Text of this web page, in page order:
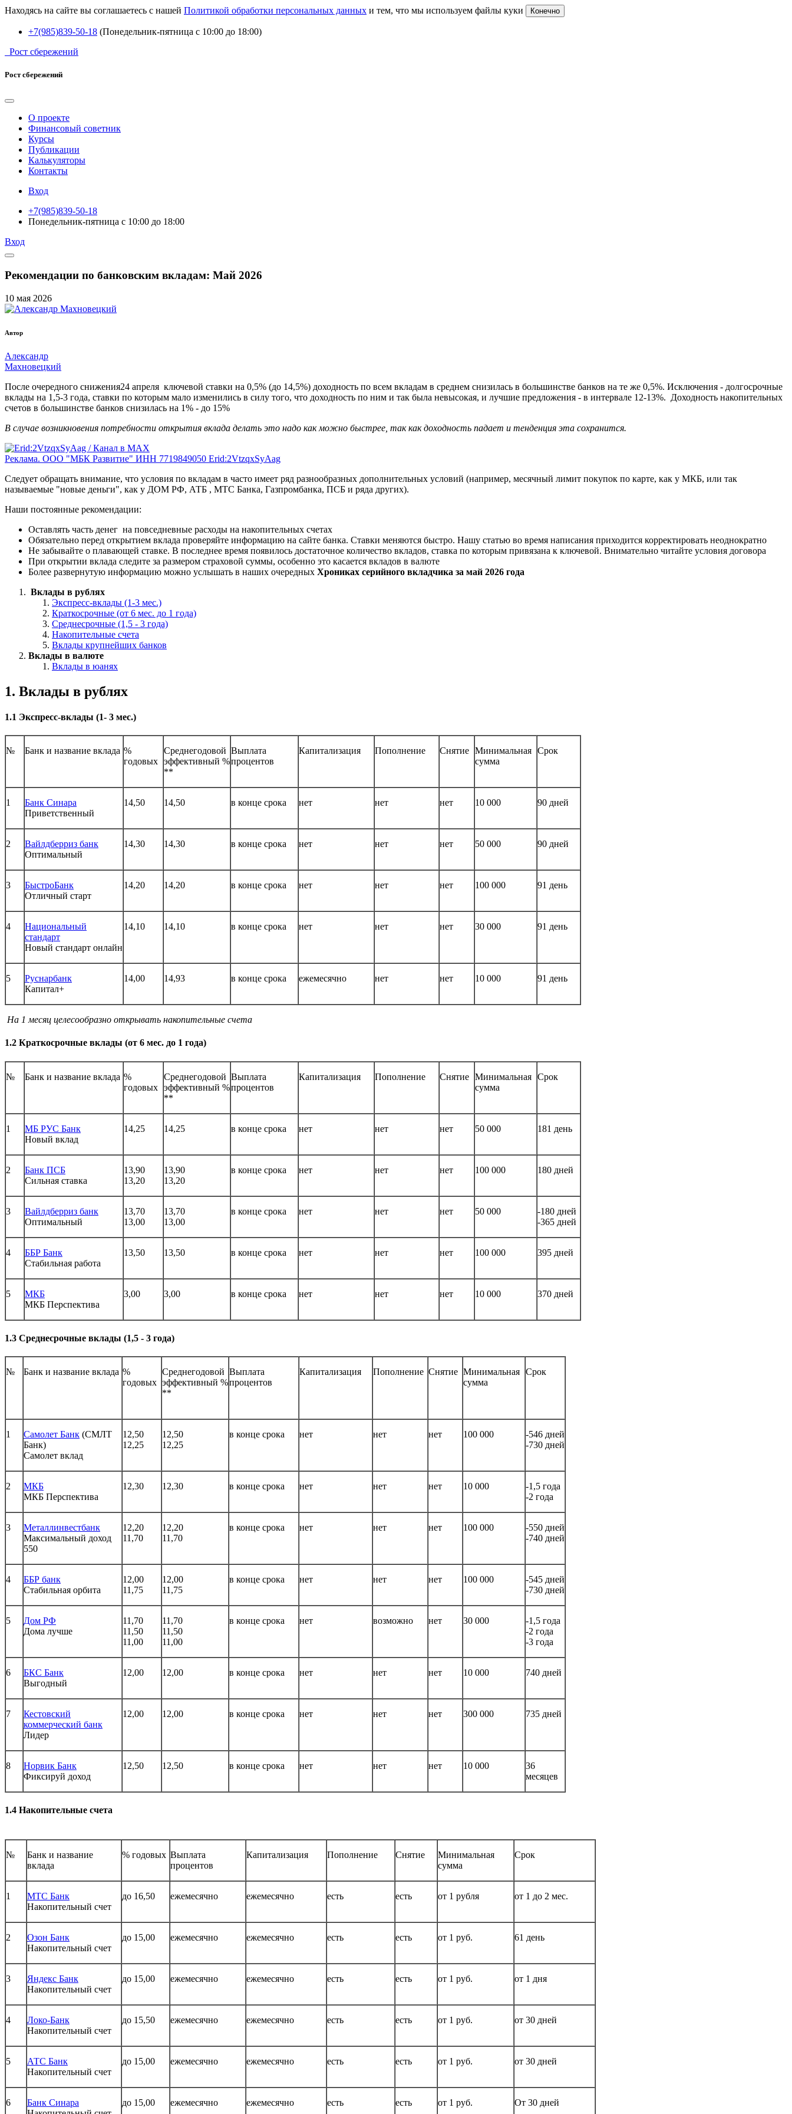
Находясь на сайте вы соглашаетесь с нашей Политикой обработки персональных данных и тем, что мы используем файлы куки Конечно
+7(985)839-50-18 (Понедельник-пятница с 10:00 до 18:00)
Рост сбережений
Рост сбережений
О проекте
Финансовый советник
Курсы
Публикации
Калькуляторы
Контакты
Вход
+7(985)839-50-18
Понедельник-пятница с 10:00 до 18:00
Вход
Рекомендации по банковским вкладам: Май 2026
10 мая 2026
Автор
Александр
Махновецкий
После очередного снижения24 апреля ключевой ставки на 0,5% (до 14,5%) доходность по всем вкладам в среднем снизилась в большинстве банков на те же 0,5%. Исключения - долгосрочные
вклады на 1,5-3 года, ставки по которым мало изменились в силу того, что доходность по ним и так была невысокая, и лучшие предложения - в интервале 12-13%. Доходность накопительных
счетов в большинстве банков снизилась на 1% - до 15%
В случае возникновения потребности открытия вклада делать это надо как можно быстрее, так как доходность падает и тенденция эта сохранится.
Реклама. ООО "МБК Развитие" ИНН 7719849050 Erid:2VtzqxSyAag
Следует обращать внимание, что условия по вкладам в часто имеет ряд разнообразных дополнительных условий (например, месячный лимит покупок по карте, как у МКБ, или так
называемые "новые деньги", как у ДОМ РФ, АТБ , МТС Банка, Газпромбанка, ПСБ и ряда других).
Наши постоянные рекомендации:
Оставлять часть денег на повседневные расходы на накопительных счетах
Обязательно перед открытием вклада проверяйте информацию на сайте банка. Ставки меняются быстро. Нашу статью во время написания приходится корректировать неоднократно
Не забывайте о плавающей ставке. В последнее время появилось достаточное количество вкладов, ставка по которым привязана к ключевой. Внимательно читайте условия договора
При открытии вклада следите за размером страховой суммы, особенно это касается вкладов в валюте
Более развернутую информацию можно услышать в наших очередных Хрониках серийного вкладчика за май 2026 года
Вклады в рублях
Экспресс-вклады (1-3 мес.)
Краткосрочные (от 6 мес. до 1 года)
Среднесрочные (1,5 - 3 года)
Накопительные счета
Вклады крупнейших банков
Вклады в валюте
Вклады в юанях
1. Вклады в рублях
1.1 Экспресс-вклады (1- 3 мес.)
№ Банк и название вклада %
годовых
Среднегодовой
эффективный %
**
Выплата
процентов
Капитализация Пополнение Снятие Минимальная
сумма
Срок
1
Банк Синара
Приветственный
14,50 14,50 в конце срока нет нет нет 10 000 90 дней
2
Вайлдберриз банк
Оптимальный
14,30 14,30 в конце срока нет нет нет 50 000 90 дней
3
БыстроБанк
Отличный старт
14,20 14,20 в конце срока нет нет нет 100 000 91 день
4
Национальный
стандарт
Новый стандарт онлайн
14,10 14,10 в конце срока нет нет нет 30 000 91 день
5
Руснарбанк
Капитал+
14,00 14,93 в конце срока ежемесячно нет нет 10 000 91 день
На 1 месяц целесообразно открывать накопительные счета
1.2 Краткосрочные вклады (от 6 мес. до 1 года)
№ Банк и название вклада %
годовых
Среднегодовой
эффективный %
**
Выплата
процентов
Капитализация Пополнение Снятие Минимальная
сумма
Срок
1
МБ РУС Банк
Новый вклад
14,25 14,25 в конце срока нет нет нет 50 000 181 день
2
Банк ПСБ
Сильная ставка
13,90
13,20
13,90
13,20
в конце срока нет нет нет 100 000 180 дней
3
Вайлдберриз банк
Оптимальный
13,70
13,00
13,70
13,00
в конце срока нет нет нет 50 000
-180 дней
-365 дней
4
ББР Банк
Стабильная работа
13,50 13,50 в конце срока нет нет нет 100 000 395 дней
5
МКБ
МКБ Перспектива
3,00 3,00 в конце срока нет нет нет 10 000 370 дней
1.3 Среднесрочные вклады (1,5 - 3 года)
№ Банк и название вклада %
годовых
Среднегодовой
эффективный %
**
Выплата
процентов
Капитализация Пополнение Снятие Минимальная
сумма
Срок
1 Самолет Банк (СМЛТ
Банк)
Самолет вклад
12,50
12,25
12,50
12,25
в конце срока нет нет нет 100 000
-546 дней
-730 дней
2
МКБ
МКБ Перспектива
12,30 12,30 в конце срока нет нет нет 10 000
-1,5 года
-2 года
3
Металлинвестбанк
Максимальный доход
550
12,20
11,70
12,20
11,70
в конце срока нет нет нет 100 000
-550 дней
-740 дней
4
ББР банк
Стабильная орбита
12,00
11,75
12,00
11,75
в конце срока нет нет нет 100 000
-545 дней
-730 дней
5
Дом РФ
Дома лучше
11,70
11,50
11,00
11,70
11,50
11,00
в конце срока нет возможно нет 30 000
-1,5 года
-2 года
-3 года
6
БКС Банк
Выгодный
12,00 12,00 в конце срока нет нет нет 10 000 740 дней
7
Кестовский
коммерческий банк
Лидер
12,00 12,00 в конце срока нет нет нет 300 000 735 дней
8
Норвик Банк
Фиксируй доход
12,50 12,50 в конце срока нет нет нет 10 000
36
месяцев
1.4 Накопительные счета
№
Банк и название
вклада
% годовых Выплата
процентов
Капитализация Пополнение Снятие
Минимальная
сумма
Срок
1
МТС Банк
Накопительный счет
до 16,50 ежемесячно ежемесячно есть есть от 1 рубля от 1 до 2 мес.
2
Озон Банк
Накопительный счет
до 15,00 ежемесячно ежемесячно есть есть от 1 руб. 61 день
3
Яндекс Банк
Накопительный счет
до 15,00 ежемесячно ежемесячно есть есть от 1 руб. от 1 дня
4
Локо-Банк
Накопительный счет
до 15,50 ежемесячно ежемесячно есть есть от 1 руб. от 30 дней
5
АТС Банк
Накопительный счет
до 15,00 ежемесячно ежемесячно есть есть от 1 руб. от 30 дней
6
Банк Синара
до 15,00 ежемесячно ежемесячно есть есть от 1 руб. От 30 дней